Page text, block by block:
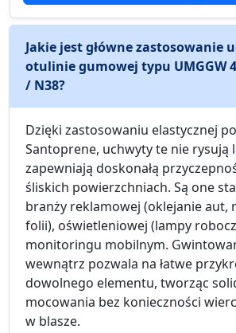
Jakie jest główne zastosowanie
otulinie gumowej typu UMGGW
/ N38?
Dzięki zastosowaniu elastycznej
Santoprene, uchwyty te nie rysują
zapewniają doskonałą
śliskich powierzchniach. Są one
branży reklamowej (oklejanie aut,
folii), oświetleniowej (lampy
monitoringu mobilnym.
wewnątrz pozwala na łatwe
dowolnego elementu, tworząc
mocowania bez konieczności
w blasze.